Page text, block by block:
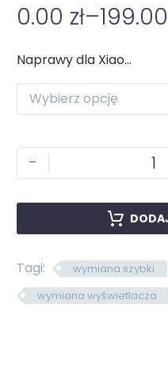
0.00 zł–199.00
Naprawy dla Xiaomi
Wybierz opcję
-
Tagi:
wymiana szybki
wymiana wyświetlacza